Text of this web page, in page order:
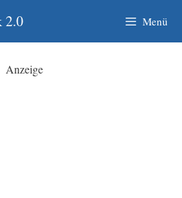
2.0 Menü
Anzeige